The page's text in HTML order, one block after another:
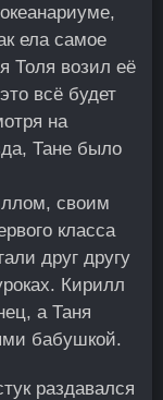
ела самое
Толя возил её
всё будет
на
Тане было
своим
класса
друг другу
Кирилл
а Таня
бабушкой.
раздавался